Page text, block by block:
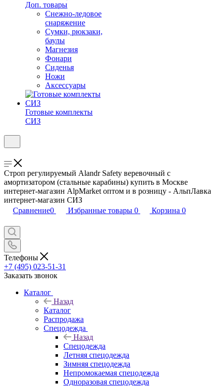
Доп. товары
Снежно-ледовое
снаряжение
Сумки, рюкзаки,
баулы
Магнезия
Фонари
Сиденья
Ножи
Аксессуары
Готовые комплекты
СИЗ
Строп регулируемый Alandr Safety веревочный с
амортизатором (стальные карабины) купить в Москве
интернет-магазин AlpMarket оптом и в розницу - АльпЛавка
интернет-магазин СИЗ
Сравнение0 Избранные товары 0 Корзина 0
Телефоны
+7 (495) 023-51-31
Заказать звонок
Каталог
Назад
Каталог
Распродажа
Спецодежда
Назад
Спецодежда
Летняя спецодежда
Зимняя спецодежда
Непромокаемая спецодежда
Одноразовая спецодежда